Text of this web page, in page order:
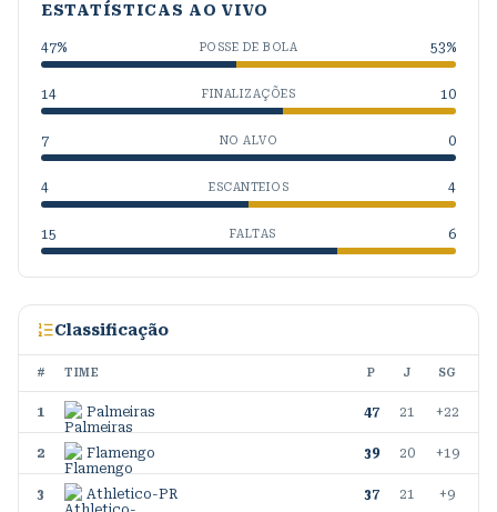
ESTATÍSTICAS AO VIVO
47% POSSE DE BOLA 53%
14 FINALIZAÇÕES 10
7 NO ALVO 0
4 ESCANTEIOS 4
15 FALTAS 6
Classificação
# TIME P J SG
1 Palmeiras 47 21 +22
2 Flamengo 39 20 +19
3 Athletico-PR 37 21 +9